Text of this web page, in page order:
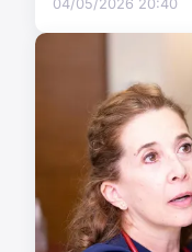
04/05/2026 20:40